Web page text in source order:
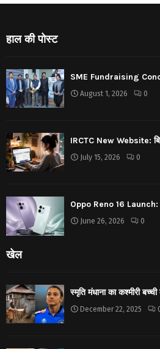
हाल की पोस्ट
SME Fundraising
August 1, 2026 0
IRCTC New Website:
July 15, 2026 0
Oppo Reno 16 Launch:
June 26, 2026 0
खेल
स्मृति मंधाना का कश्मीरी
December 22, 2025